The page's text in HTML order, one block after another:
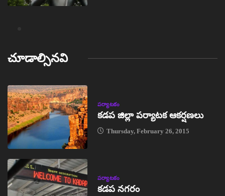
చూడాల్సినవి
పర్యాటకం
కడప జిల్లా పర్యాటక ఆకర్షణలు
Thursday, February 26, 2015
పర్యాటకం
కడప నగరం